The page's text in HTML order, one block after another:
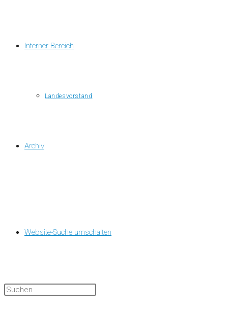
Interner Bereich
Landesvorstand
Archiv
Website-Suche umschalten